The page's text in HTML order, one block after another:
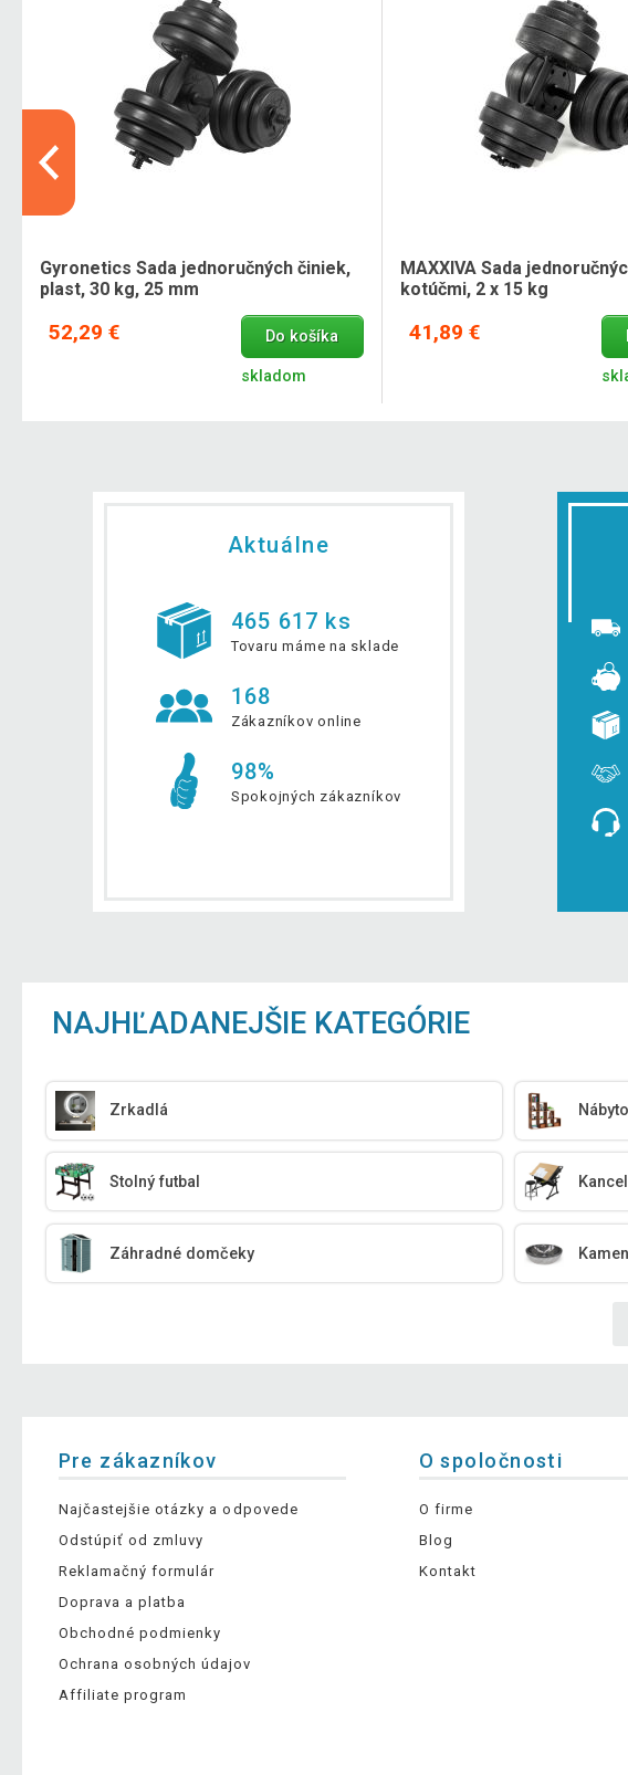
Gyronetics Sada jednoručných činiek,
plast, 30 kg, 25 mm
52,29 € Do košíka
skladom
MAXXIVA Sada
kotúčmi, 2 x 15 kg
41,89 €
Aktuálne
465 617 ks
Tovaru máme na sklade
168
Zákazníkov online
98%
Spokojných zákazníkov
NAJHĽADANEJŠIE KATEGÓRIE
Zrkadlá
Stolný futbal
Záhradné domčeky
Pre zákazníkov
Najčastejšie otázky a odpovede
Odstúpiť od zmluvy
Reklamačný formulár
Doprava a platba
Obchodné podmienky
Ochrana osobných údajov
Affiliate program
O spoločnosti
O firme
Blog
Kontakt